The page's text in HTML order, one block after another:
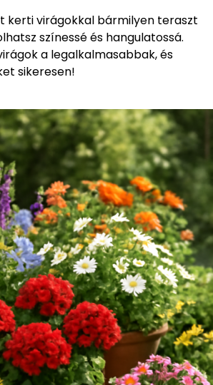
kerti virágokkal bármilyen teraszt
színessé és hangulatossá.
a legalkalmasabbak, és
sikeresen!